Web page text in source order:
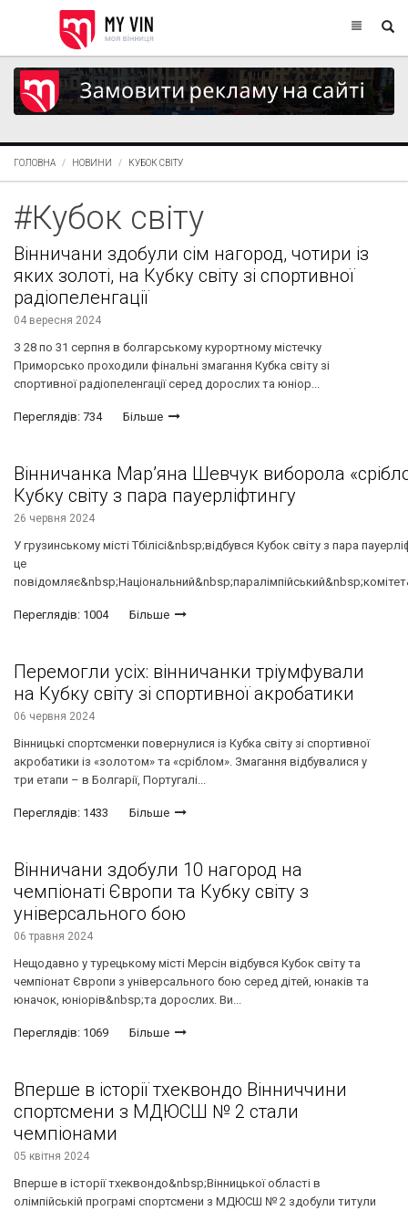
ГОЛОВНА НОВИНИ КУБОК СВІТУ
#Кубок світу
Вінничани здобули сім нагород, чотири із
яких золоті, на Кубку світу зі спортивної
радіопеленгації
04 вересня 2024
З 28 по 31 серпня в болгарському курортному містечку
Приморсько проходили фінальні змагання Кубка світу зі
спортивної радіопеленгації серед дорослих та юніор...
Переглядів: 734 Більше
Вінничанка Марʼяна Шевчук виборола
Кубку світу з пара пауерліфтингу
26 червня 2024
У грузинському місті Тбілісі&nbsp;відбувся Кубок світу з пара
це
Переглядів: 1004 Більше
Перемогли усіх: вінничанки тріумфували
на Кубку світу зі спортивної акробатики
06 червня 2024
Вінницькі спортсменки повернулися із Кубка світу зі спортивної
акробатики із «золотом» та «сріблом». Змагання відбувалися у
три етапи – в Болгарії, Португалі...
Переглядів: 1433 Більше
Вінничани здобули 10 нагород на
чемпіонаті Європи та Кубку світу з
універсального бою
06 травня 2024
Нещодавно у турецькому місті Мерсін відбувся Кубок світу та
чемпіонат Європи з універсального бою серед дітей, юнаків та
юначок, юніорів&nbsp;та дорослих. Ви...
Переглядів: 1069 Більше
Вперше в історії тхеквондо Вінниччини
спортсмени з МДЮСШ № 2 стали
чемпіонами
05 квітня 2024
Вперше в історії тхеквондо&nbsp;Вінницької області в
олімпійській програмі спортсмени з МДЮСШ № 2 здобули титули